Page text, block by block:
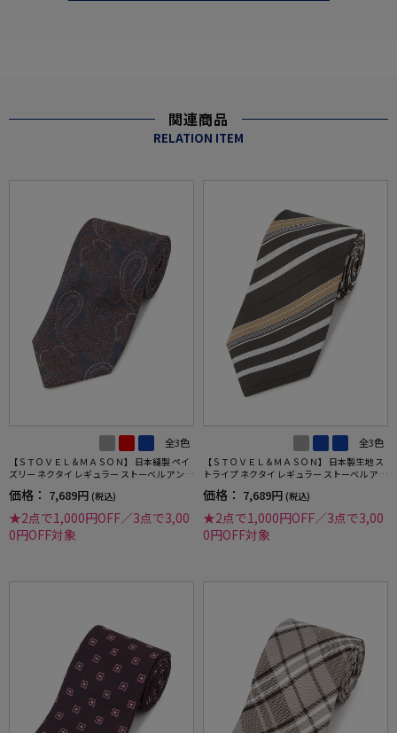
関連商品
RELATION ITEM
全3色
【ＳＴＯＶＥＬ＆ＭＡＳＯＮ】 日本縫製 ペイ
ズリー ネクタイ レギュラー ストーベル アンド
価格： 7,689円 (税込)
★2点で1,000円OFF／3点で3,00
0円OFF対象
全3色
【ＳＴＯＶＥＬ＆ＭＡＳＯＮ】 日本製生地 ス
トライプ ネクタイ レギュラー ストーベル アン
価格： 7,689円 (税込)
★2点で1,000円OFF／3点で3,00
0円OFF対象